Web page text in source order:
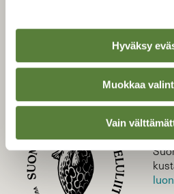
Hyväksy
Muokkaa
Vain